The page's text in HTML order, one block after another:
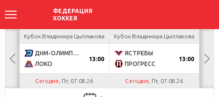
Кубок Владимира Цыплакова
ДНМ-ОЛИМПИК
ЛОКО
13:00
Сегодня , Пт, 07.08.26
Кубок Владимира Цыплакова
ЯСТРЕБЫ
ПРОГРЕСС
13:00
Сегодня , Пт, 07.08.26